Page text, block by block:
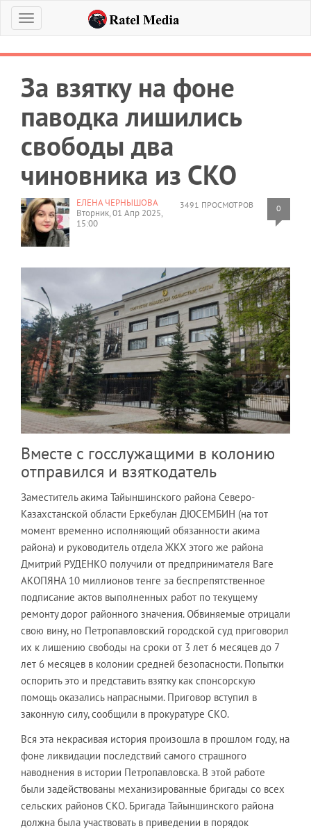
Меню
За взятку на фоне
паводка лишились
свободы два
чиновника из СКО
3491 ПРОСМОТРОВ 0
ЕЛЕНА ЧЕРНЫШОВА
Вторник, 01 Апр 2025,
15:00
Вместе с госслужащими в колонию
отправился и взяткодатель
Заместитель акима Тайыншинского района Северо-
Казахстанской области Еркебулан ДЮСЕМБИН (на тот
момент временно исполняющий обязанности акима
района) и руководитель отдела ЖКХ этого же района
Дмитрий РУДЕНКО получили от предпринимателя Ваге
АКОПЯНА 10 миллионов тенге за беспрепятственное
подписание актов выполненных работ по текущему
ремонту дорог районного значения. Обвиняемые отрицали
свою вину, но Петропавловский городской суд приговорил
их к лишению свободы на сроки от 3 лет 6 месяцев до 7
лет 6 месяцев в колонии средней безопасности. Попытки
оспорить это и представить взятку как спонсорскую
помощь оказались напрасными. Приговор вступил в
законную силу, сообщили в прокуратуре СКО.
Вся эта некрасивая история произошла в прошлом году, на
фоне ликвидации последствий самого страшного
наводнения в истории Петропавловска. В этой работе
были задействованы механизированные бригады со всех
сельских районов СКО. Бригада Тайыншинского района
должна была участвовать в приведении в порядок